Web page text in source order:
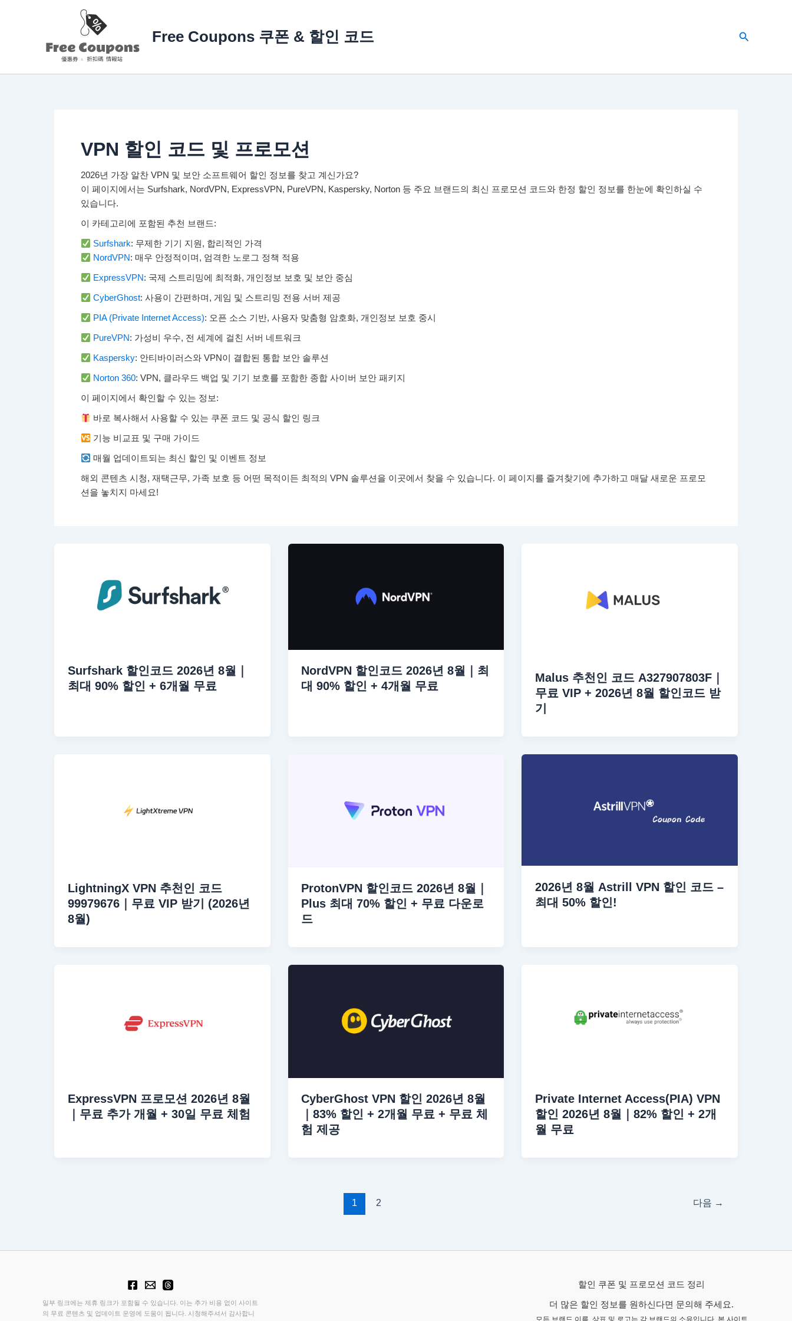
너
Free Coupons 쿠폰 & 할인 코드
검
VPN 할인 코드 및 프로모션
2026년 가장 알찬 VPN 및 보안 소프트웨어 할인 정보를 찾고 계신가요?
이 페이지에서는 Surfshark, NordVPN, ExpressVPN, PureVPN, Kaspersky, Norton 등 주요 브랜드의 최신 프로모션 코드와 한정 할인 정보를 한눈에 확인하실 수
있습니다.
이 카테고리에 포함된 추천 브랜드:
Surfshark: 무제한 기기 지원, 합리적인 가격
NordVPN: 매우 안정적이며, 엄격한 노로그 정책 적용
ExpressVPN: 국제 스트리밍에 최적화, 개인정보 보호 및 보안 중심
CyberGhost: 사용이 간편하며, 게임 및 스트리밍 전용 서버 제공
PIA (Private Internet Access): 오픈 소스 기반, 사용자 맞춤형 암호화, 개인정보 보호 중시
PureVPN: 가성비 우수, 전 세계에 걸친 서버 네트워크
Kaspersky: 안티바이러스와 VPN이 결합된 통합 보안 솔루션
Norton 360: VPN, 클라우드 백업 및 기기 보호를 포함한 종합 사이버 보안 패키지
이 페이지에서 확인할 수 있는 정보:
바로 복사해서 사용할 수 있는 쿠폰 코드 및 공식 할인 링크
기능 비교표 및 구매 가이드
매월 업데이트되는 최신 할인 및 이벤트 정보
해외 콘텐츠 시청, 재택근무, 가족 보호 등 어떤 목적이든 최적의 VPN 솔루션을 이곳에서 찾을 수 있습니다. 이 페이지를 즐겨찾기에 추가하고 매달 새로운 프로모
션을 놓치지 마세요!
Surfshark 할인코드 2026년 8월｜
최대 90% 할인 + 6개월 무료
NordVPN 할인코드 2026년 8월｜최
대 90% 할인 + 4개월 무료
Malus 추천인 코드 A327907803F｜
무료 VIP + 2026년 8월 할인코드 받
기
LightningX VPN 추천인 코드
99979676｜무료 VIP 받기 (2026년
8월)
ProtonVPN 할인코드 2026년 8월｜
Plus 최대 70% 할인 + 무료 다운로
드
2026년 8월 Astrill VPN 할인 코드 –
최대 50% 할인!
ExpressVPN 프로모션 2026년 8월
｜무료 추가 개월 + 30일 무료 체험
CyberGhost VPN 할인 2026년 8월
｜83% 할인 + 2개월 무료 + 무료 체
험 제공
Private Internet Access(PIA) VPN
할인 2026년 8월｜82% 할인 + 2개
월 무료
1 2 다음 →
일부 링크에는 제휴 링크가 포함될 수 있습니다. 이는 추가 비용 없이 사이트
의 무료 콘텐츠 및 업데이트 운영에 도움이 됩니다. 시청해주셔서 감사합니
할인 쿠폰 및 프로모션 코드 정리
더 많은 할인 정보를 원하신다면 문의해 주세요.
모든 브랜드 이름, 상표 및 로고는 각 브랜드의 소유입니다. 본 사이트